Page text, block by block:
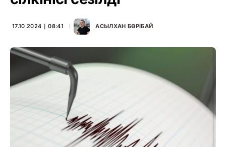
17.10.2024 ∣ 08:41 АСЫЛХАН БӨРІБАЙ